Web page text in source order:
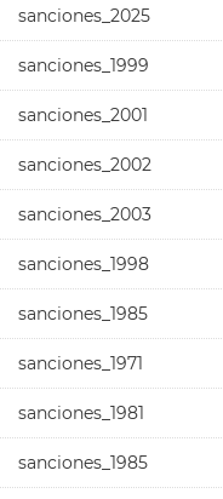
sanciones_2025
sanciones_1999
sanciones_2001
sanciones_2002
sanciones_2003
sanciones_1998
sanciones_1985
sanciones_1971
sanciones_1981
sanciones_1985